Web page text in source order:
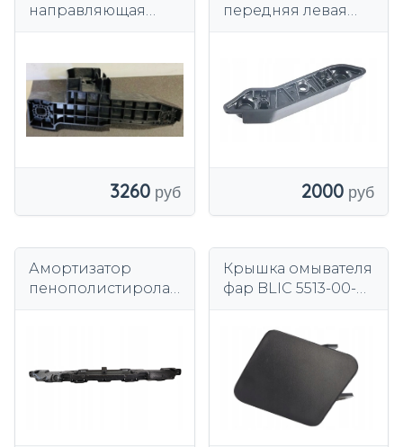
направляющая
3260
передняя левая
2000
Амортизатор
пенополистирола
Крышка омывателя
фар BLIC 5513-00-